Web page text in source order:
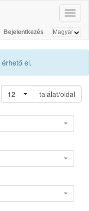
Bejelentkezés
érhető el.
12
találat/oldal